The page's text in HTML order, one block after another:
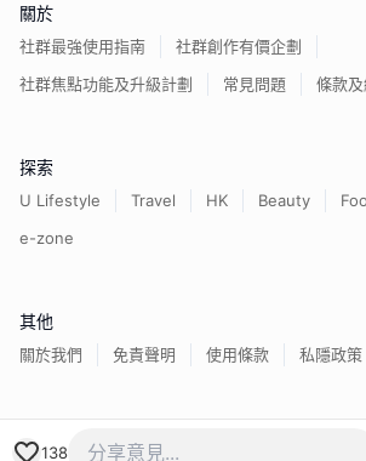
138
關於
社群最強使用指南
社群創作有價企劃
社群焦點功能及升級計劃
常見問題 條款
探索
U Lifestyle Travel HK Beauty
e-zone
其他
關於我們 免責聲明 使用條款 私隱政策
香港經濟日報版權所有©